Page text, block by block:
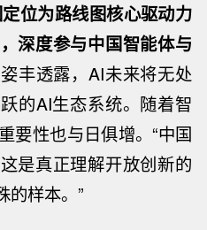
位为路线图核心驱动力
深度参与中国智能体与
丰透露，AI未来将无处
的AI生态系统。随着智
要性也与日俱增。“中国
是真正理解开放创新的
的样本。”